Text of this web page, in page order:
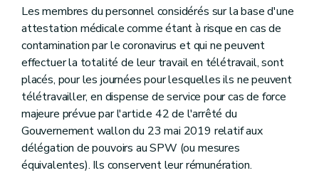
Les membres du personnel considérés sur la base d'une
attestation médicale comme étant à risque en cas de
contamination par le coronavirus et qui ne peuvent
effectuer la totalité de leur travail en télétravail, sont
placés, pour les journées pour lesquelles ils ne peuvent
télétravailler, en dispense de service pour cas de force
majeure prévue par l'article 42 de l'arrêté du
Gouvernement wallon du 23 mai 2019 relatif aux
délégation de pouvoirs au SPW (ou mesures
équivalentes). Ils conservent leur rémunération.